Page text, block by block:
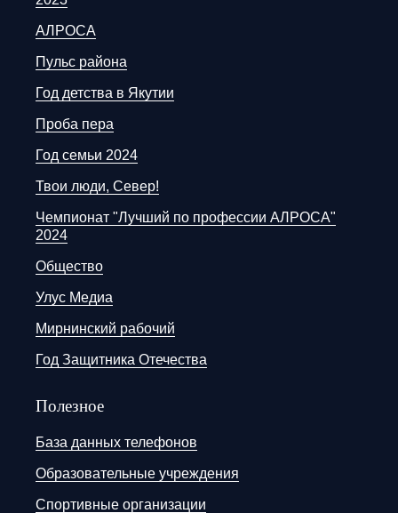
АЛРОСА
Пульс района
Год детства в Якутии
Проба пера
Год семьи 2024
Твои люди, Север!
Чемпионат "Лучший по профессии АЛРОСА"
2024
Общество
Улус Медиа
Мирнинский рабочий
Год Защитника Отечества
Полезное
База данных телефонов
Образовательные учреждения
Спортивные организации